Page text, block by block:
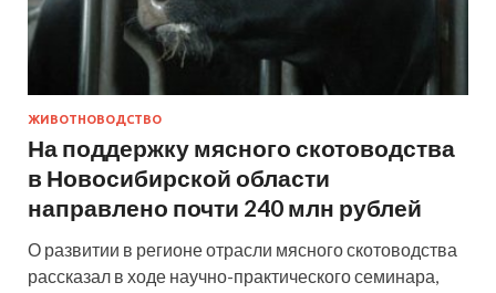
ЖИВОТНОВОДСТВО
На поддержку мясного скотоводства
в Новосибирской области
направлено почти 240 млн рублей
О развитии в регионе отрасли мясного скотоводства
рассказал в ходе научно-практического семинара,